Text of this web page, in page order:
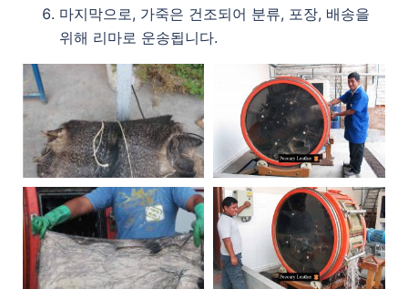
마지막으로, 가죽은 건조되어 분류, 포장, 배송을
위해 리마로 운송됩니다.